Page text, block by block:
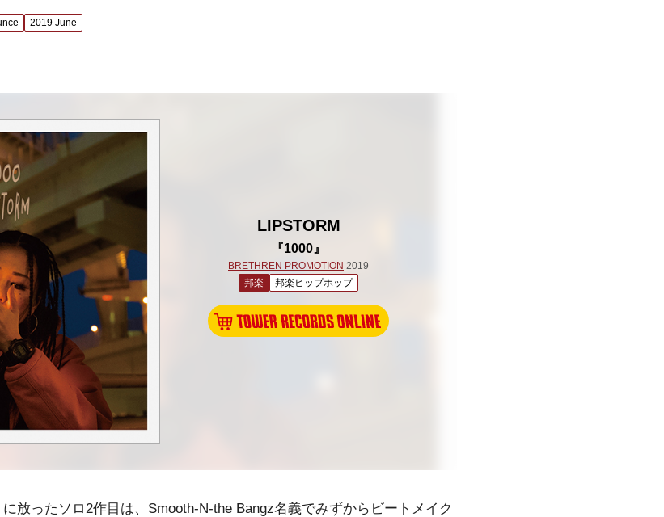
2019 June
LIPSTORM
『1000』
BRETHREN PROMOTION 2019
邦楽
邦楽ヒップホップ
放ったソロ2作目は、Smooth-N-the Bangz名義でみずからビートメイク